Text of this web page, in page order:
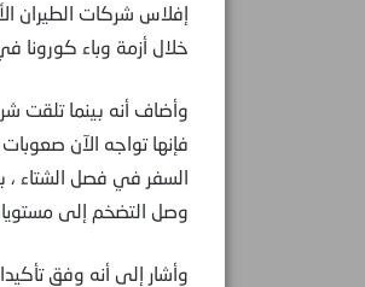
إفلاس شركات الطيران
خلال أزمة وباء كورونا
وأضاف أنه بينما تلقت
فإنها تواجه الآن
السفر في فصل الشتاء ،
وصل التضخم إلى
وأشار إلى أنه وفق